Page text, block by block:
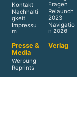
Kontakt
Nachhalti
gkeit
Impressu
m
Fragen
Relaunch
2023
Navigatio
n 2026
Presse &
Media
Werbung
Reprints
Verlag